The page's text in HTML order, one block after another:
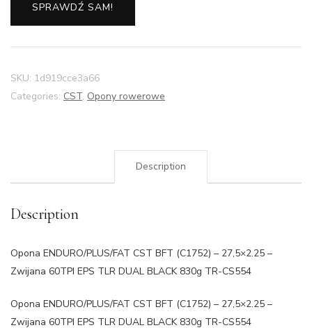
SPRAWDŹ SAM!
SKU: 1d919cce3a66
Categories: CST, Opony rowerowe
Description
Description
Opona ENDURO/PLUS/FAT CST BFT (C1752) – 27,5×2.25 –
Zwijana 60TPI EPS TLR DUAL BLACK 830g TR-CS554
Opona ENDURO/PLUS/FAT CST BFT (C1752) – 27,5×2.25 –
Zwijana 60TPI EPS TLR DUAL BLACK 830g TR-CS554